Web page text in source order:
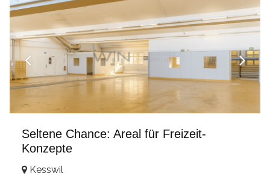
Seltene Chance: Areal für Freizeit-
Konzepte
Kesswil